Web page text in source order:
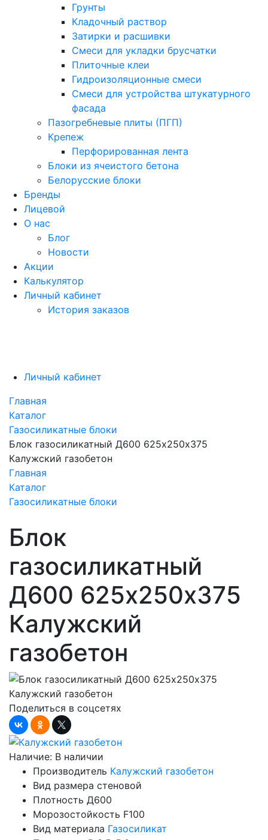
Грунты
Кладочный раствор
Затирки и расшивки
Смеси для укладки брусчатки
Плиточные клеи
Гидроизоляционные смеси
Смеси для устройства штукатурного
фасада
Пазогребневые плиты (ПГП)
Крепеж
Перфорированная лента
Блоки из ячеистого бетона
Белорусские блоки
Бренды
Лицевой
О нас
Блог
Новости
Акции
Калькулятор
Личный кабинет
История заказов
Личный кабинет
Главная
Каталог
Газосиликатные блоки
Блок газосиликатный Д600 625х250х375
Калужский газобетон
Главная
Каталог
Газосиликатные блоки
Блок
газосиликатный
Д600 625х250х375
Калужский
газобетон
Поделиться в соцсетях
Наличие: В наличии
Производитель Калужский газобетон
Вид размера стеновой
Плотность Д600
Морозостойкость F100
Вид материала Газосиликат